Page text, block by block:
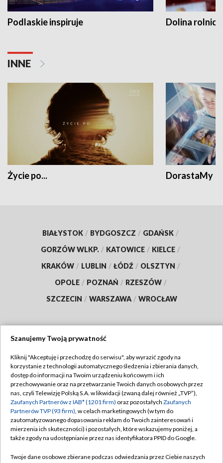
Podlaskie inspiruje Dolina
INNE
Życie po... DorastaMy
BIAŁYSTOK / BYDGOSZCZ / GDAŃSK /
GORZÓW WLKP. / KATOWICE / KIELCE /
KRAKÓW / LUBLIN / ŁÓDŹ / OLSZTYN /
OPOLE / POZNAŃ / RZESZÓW /
SZCZECIN / WARSZAWA / WROCŁAW
TVP
Abonament TVP
Emisja w TVP
Centrum informacji TVP
Naziemna Telewizja Cyfrowa
Regulamin TVP
Polityka prywatności
Moje zgody
Pomoc
Szanujemy Twoją prywatność
Kliknij "Akceptuję i przechodzę do serwisu", aby wyrazić zgody na
korzystanie z technologii automatycznego śledzenia i zbierania danych,
dostęp do informacji na Twoim urządzeniu końcowym i ich
przechowywanie oraz na przetwarzanie Twoich danych osobowych przez
nas, czyli Telewizję Polską S.A. w likwidacji (zwaną dalej również „TVP”),
Zaufanych Partnerów z IAB* (1201 firm) oraz pozostałych Zaufanych
Partnerów TVP (93 firm), w celach marketingowych (w tym do
zautomatyzowanego dopasowania reklam do Twoich zainteresowań i
mierzenia ich skuteczności) i pozostałych, które wskazujemy poniżej, a
także zgody na udostępnianie przez nas identyfikatora PPID do Google.
Twoje dane osobowe zbierane podczas odwiedzania przez Ciebie naszych